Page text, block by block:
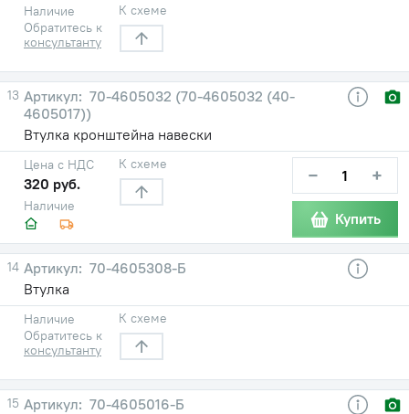
Наличие
Обратитесь к
консультанту
К схеме
13
70-4605032 (70-4605032 (40-
4605017))
Втулка кронштейна навески
Наличие
Цена с НДС
320 руб.
К схеме − +
Купить
14
70-4605308-Б
Втулка
Наличие
Обратитесь к
консультанту
К схеме
15
70-4605016-Б